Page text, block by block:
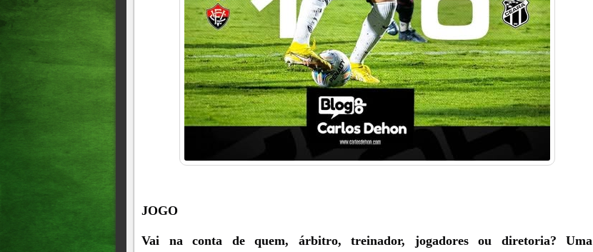
JOGO
Vai na conta de quem, árbitro, treinador, jogadores ou diretoria? Uma